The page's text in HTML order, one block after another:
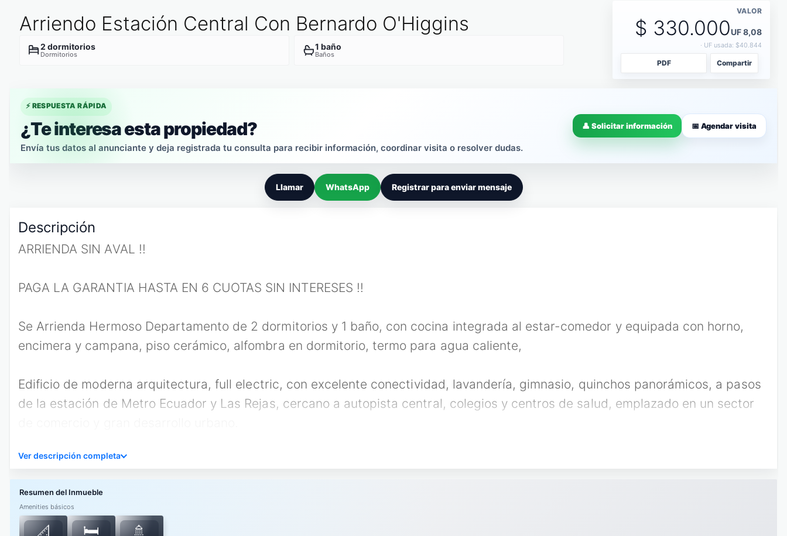
Arriendo Estación Central Con Bernardo O'Higgins
2 dormitorios
Dormitorios
1 baño
Baños
VALOR
$ 330.000UF 8,08
· UF usada: $40.844
PDF Compartir
⚡ RESPUESTA RÁPIDA
¿Te interesa esta propiedad?
Envía tus datos al anunciante y deja registrada tu consulta para recibir información, coordinar visita o resolver dudas.
👤 Solicitar información 📅 Agendar visita
Llamar WhatsApp Registrar para enviar mensaje
Descripción
ARRIENDA SIN AVAL !!
PAGA LA GARANTIA HASTA EN 6 CUOTAS SIN INTERESES !!
Se Arrienda Hermoso Departamento de 2 dormitorios y 1 baño, con cocina integrada al estar-comedor y equipada con horno,
encimera y campana, piso cerámico, alfombra en dormitorio, termo para agua caliente,
Edificio de moderna arquitectura, full electric, con excelente conectividad, lavandería, gimnasio, quinchos panorámicos, a pasos
de la estación de Metro Ecuador y Las Rejas, cercano a autopista central, colegios y centros de salud, emplazado en un sector
Para poder arrendar el inmueble debe acreditar:
-Ingresos de al menos tres veces el valor del canon de arriendo
-Certificado de AFP con las ultimas 12 cotizaciones.
Ver descripción completa
Amenities básicos
📐 🛏️ 🚿